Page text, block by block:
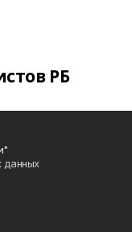
РБ
данных